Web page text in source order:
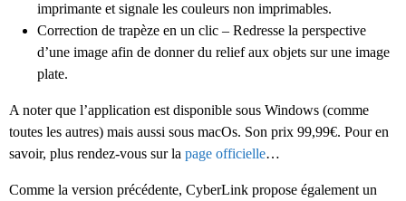
imprimante et signale les couleurs non imprimables.
Correction de trapèze en un clic – Redresse la perspective
d’une image afin de donner du relief aux objets sur une image
plate.
A noter que l’application est disponible sous Windows (comme
toutes les autres) mais aussi sous macOs. Son prix 99,99€. Pour en
savoir, plus rendez-vous sur la page officielle…
Comme la version précédente, CyberLink propose également un